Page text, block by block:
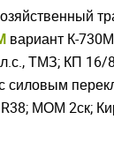
вариант К-
ТМЗ; КП 16/8
силовым
МОМ 2ск;